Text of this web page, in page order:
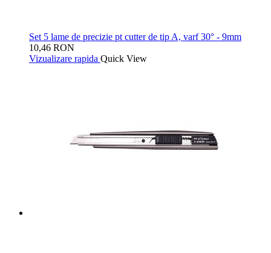
Set 5 lame de precizie pt cutter de tip A, varf 30° - 9mm
10,46 RON
Vizualizare rapida Quick View